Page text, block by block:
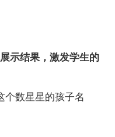
示结果，激发学生的
数星星的孩子名